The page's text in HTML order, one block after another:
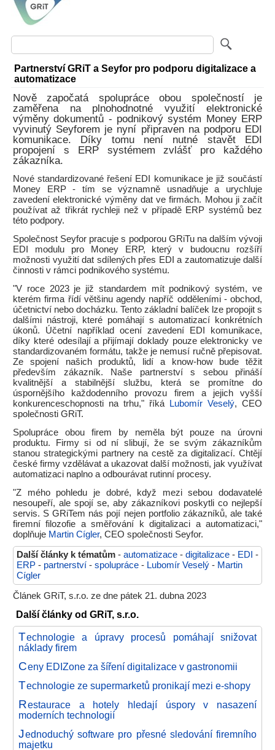
Partnerství GRiT a Seyfor pro podporu digitalizace a
automatizace
Nově započatá spolupráce obou společností je
zaměřena na plnohodnotné využití elektronické
výměny dokumentů - podnikový systém Money ERP
vyvinutý Seyforem je nyní připraven na podporu EDI
komunikace. Díky tomu není nutné stavět EDI
propojení s ERP systémem zvlášť pro každého
zákazníka.
Nové standardizované řešení EDI komunikace je již součástí
Money ERP - tím se významně usnadňuje a urychluje
zavedení elektronické výměny dat ve firmách. Mohou ji začít
používat až třikrát rychleji než v případě ERP systémů bez
této podpory.
Společnost Seyfor pracuje s podporou GRiTu na dalším vývoji
EDI modulu pro Money ERP, který v budoucnu rozšíří
možnosti využití dat sdílených přes EDI a zautomatizuje další
činnosti v rámci podnikového systému.
"V roce 2023 je již standardem mít podnikový systém, ve
kterém firma řídí většinu agendy napříč odděleními - obchod,
účetnictví nebo docházku. Tento základní balíček lze propojit s
dalšími nástroji, které pomáhají s automatizací konkrétních
úkonů. Účetní například ocení zavedení EDI komunikace,
díky které odesílají a přijímají doklady pouze elektronicky ve
standardizovaném formátu, takže je nemusí ručně přepisovat.
Ze spojení našich produktů, lidí a know-how bude těžit
především zákazník. Naše partnerství s sebou přináší
kvalitnější a stabilnější službu, která se promítne do
úspornějšího každodenního provozu firem a jejich vyšší
konkurenceschopnosti na trhu," říká
Lubomír Veselý, CEO
společnosti GRiT.
Spolupráce obou firem by neměla být pouze na úrovni
produktu. Firmy si od ní slibují, že se svým zákazníkům
stanou strategickými partnery na cestě za digitalizací. Chtějí
české firmy vzdělávat a ukazovat další možnosti, jak využívat
automatizaci naplno a odbourávat rutinní procesy.
"Z mého pohledu je dobré, když mezi sebou dodavatelé
nesoupeří, ale spojí se, aby zákazníkovi poskytli co nejlepší
servis. S GRiTem nás pojí nejen portfolio zákazníků, ale také
firemní filozofie a směřování k digitalizaci a automatizaci,"
doplňuje Martin Cígler, CEO společnosti Seyfor.
Další články k tématům - automatizace - digitalizace - EDI -
ERP - partnerství - spolupráce - Lubomír Veselý - Martin
Cígler
Článek GRiT, s.r.o. ze dne pátek 21. dubna 2023
Další články od GRiT, s.r.o.
Technologie a úpravy procesů pomáhají snižovat
náklady firem
Ceny EDIZone za šíření digitalizace v gastronomii
Technologie ze supermarketů pronikají mezi e-shopy
Restaurace a hotely hledají úspory v nasazení
moderních technologií
Jednoduchý software pro přesné sledování firemního
majetku